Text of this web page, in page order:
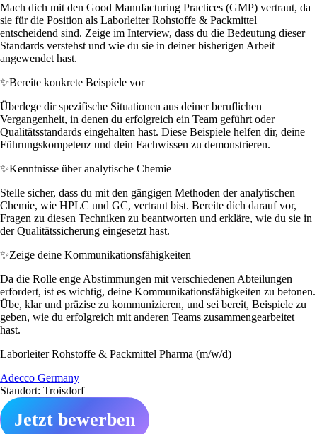
Mach dich mit den Good Manufacturing Practices (GMP) vertraut, da
sie für die Position als Laborleiter Rohstoffe & Packmittel
entscheidend sind. Zeige im Interview, dass du die Bedeutung dieser
Standards verstehst und wie du sie in deiner bisherigen Arbeit
angewendet hast.
✨Bereite konkrete Beispiele vor
Überlege dir spezifische Situationen aus deiner beruflichen
Vergangenheit, in denen du erfolgreich ein Team geführt oder
Qualitätsstandards eingehalten hast. Diese Beispiele helfen dir, deine
Führungskompetenz und dein Fachwissen zu demonstrieren.
✨Kenntnisse über analytische Chemie
Stelle sicher, dass du mit den gängigen Methoden der analytischen
Chemie, wie HPLC und GC, vertraut bist. Bereite dich darauf vor,
Fragen zu diesen Techniken zu beantworten und erkläre, wie du sie in
der Qualitätssicherung eingesetzt hast.
✨Zeige deine Kommunikationsfähigkeiten
Da die Rolle enge Abstimmungen mit verschiedenen Abteilungen
erfordert, ist es wichtig, deine Kommunikationsfähigkeiten zu betonen.
Übe, klar und präzise zu kommunizieren, und sei bereit, Beispiele zu
geben, wie du erfolgreich mit anderen Teams zusammengearbeitet
hast.
Laborleiter Rohstoffe & Packmittel Pharma (m/w/d)
Adecco Germany
Standort: Troisdorf
Jetzt bewerben